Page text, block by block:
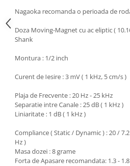
Nagaoka recomanda o perioada de
Doza Moving-Magnet cu ac eliptic (
Shank
Montura : 1/2 inch
Curent de Iesire : 3 mV ( 1 kHz, 5 cm/s )
Plaja de Frecvente : 20 Hz - 25 kHz
Separatie intre Canale : 25 dB ( 1 kHz )
Liniaritate : 1 dB ( 1 kHz )
Compliance ( Static / Dynamic ) : 20 /
Hz )
Masa dozei : 8 grame
Forta de Apasare recomandata: 1.3 -